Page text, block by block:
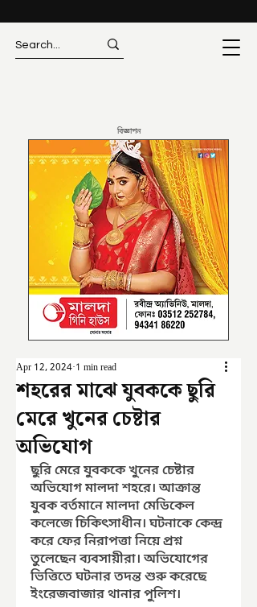
বিজ্ঞাপন
শহরের মাঝে যুবককে ছুরি
মেরে খুনের চেষ্টার
অভিযোগ
Apr 12, 2024 1 min read
ছুরি মেরে যুবককে খুনের চেষ্টার
অভিযোগ মালদা শহরে। আক্রান্ত
যুবক বর্তমানে মালদা মেডিকেল
কলেজে চিকিৎসাধীন। ঘটনাকে কেন্দ্র
করে ফের নিরাপত্তা নিয়ে প্রশ্ন
তুলেছেন ব্যবসায়ীরা। অভিযোগের
ভিত্তিতে ঘটনার তদন্ত শুরু করেছে
ইংরেজবাজার থানার পুলিশ।